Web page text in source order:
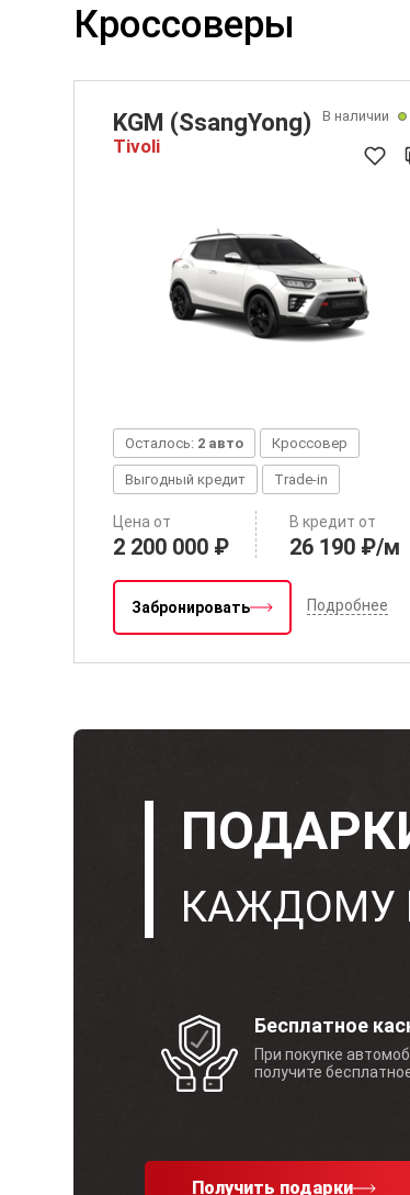
Кроссоверы
В наличии
KGM (SsangYong)
Tivoli
Осталось: 2 авто Кроссовер
Выгодный кредит Trade-in
Цена от
2 200 000 ₽
В кредит от
26 190 ₽/м
Забронировать Подробнее
КАЖДОМУ
Бесплатное
При покупке
получите
Получить подарки